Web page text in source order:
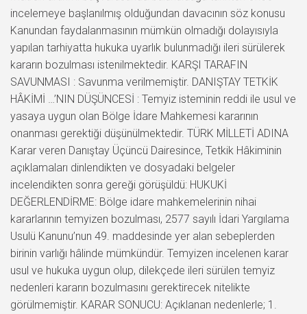
incelemeye başlanılmış olduğundan davacının söz konusu
Kanundan faydalanmasının mümkün olmadığı dolayısıyla
yapılan tarhiyatta hukuka uyarlık bulunmadığı ileri sürülerek
kararın bozulması istenilmektedir. KARŞI TARAFIN
SAVUNMASI : Savunma verilmemiştir. DANIŞTAY TETKİK
HÂKİMİ …’NIN DÜŞÜNCESİ : Temyiz isteminin reddi ile usul ve
yasaya uygun olan Bölge İdare Mahkemesi kararının
onanması gerektiği düşünülmektedir. TÜRK MİLLETİ ADINA
Karar veren Danıştay Üçüncü Dairesince, Tetkik Hâkiminin
açıklamaları dinlendikten ve dosyadaki belgeler
incelendikten sonra gereği görüşüldü: HUKUKİ
DEĞERLENDİRME: Bölge idare mahkemelerinin nihai
kararlarının temyizen bozulması, 2577 sayılı İdari Yargılama
Usulü Kanunu’nun 49. maddesinde yer alan sebeplerden
birinin varlığı hâlinde mümkündür. Temyizen incelenen karar
usul ve hukuka uygun olup, dilekçede ileri sürülen temyiz
nedenleri kararın bozulmasını gerektirecek nitelikte
görülmemiştir. KARAR SONUCU: Açıklanan nedenlerle; 1.